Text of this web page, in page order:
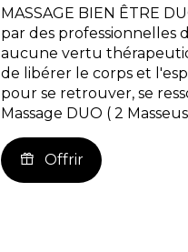
MASSAGE BIEN ÊTRE
par des professionnelles
aucune vertu
de libérer le corps et
pour se retrouver, se
Massage DUO ( 2
Offrir